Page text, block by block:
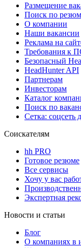
Размещение
Поиск по
О компании
Наши вакансии
Реклама на
Требования к
Безопасный
HeadHunter API
Партнерам
Инвесторам
Каталог
Поиск по
Сетка: соцсеть
Соискателям
hh PRO
Готовое резюме
Все сервисы
Хочу у вас
Экспертная
Новости и статьи
Блог
О компаниях в